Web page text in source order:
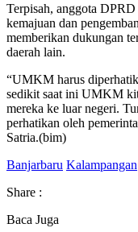
Terpisah, anggota
kemajuan dan
memberikan dukungan
daerah lain.
“UMKM harus
sedikit saat ini UMKM
mereka ke luar negeri.
perhatikan oleh
Satria.(bim)
Banjarbaru Kalampangan
Share :
Baca Juga